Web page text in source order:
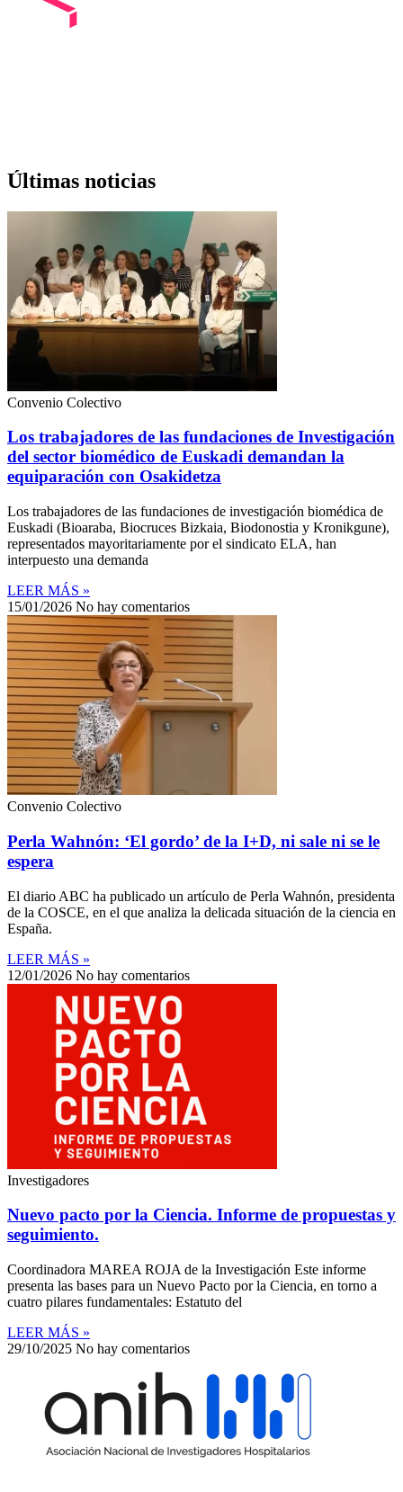
Últimas noticias
Convenio Colectivo
Los trabajadores de las fundaciones de Investigación
del sector biomédico de Euskadi demandan la
equiparación con Osakidetza
Los trabajadores de las fundaciones de investigación biomédica de
Euskadi (Bioaraba, Biocruces Bizkaia, Biodonostia y Kronikgune),
representados mayoritariamente por el sindicato ELA, han
interpuesto una demanda
LEER MÁS »
15/01/2026 No hay comentarios
Convenio Colectivo
Perla Wahnón: ‘El gordo’ de la I+D, ni sale ni se le
espera
El diario ABC ha publicado un artículo de Perla Wahnón, presidenta
de la COSCE, en el que analiza la delicada situación de la ciencia en
España.
LEER MÁS »
12/01/2026 No hay comentarios
Investigadores
Nuevo pacto por la Ciencia. Informe de propuestas y
seguimiento.
Coordinadora MAREA ROJA de la Investigación Este informe
presenta las bases para un Nuevo Pacto por la Ciencia, en torno a
cuatro pilares fundamentales: Estatuto del
LEER MÁS »
29/10/2025 No hay comentarios